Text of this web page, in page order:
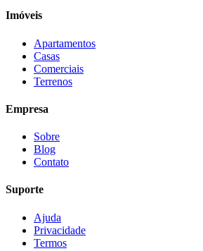
Imóveis
Apartamentos
Casas
Comerciais
Terrenos
Empresa
Sobre
Blog
Contato
Suporte
Ajuda
Privacidade
Termos